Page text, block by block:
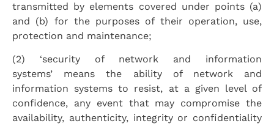
transmitted by elements covered under points (a)
and (b) for the purposes of their operation, use,
protection and maintenance;
(2) ‘security of network and information
systems’ means the ability of network and
information systems to resist, at a given level of
confidence, any event that may compromise the
availability, authenticity, integrity or confidentiality